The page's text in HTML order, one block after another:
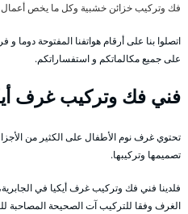
فك وتركيب خزائن خشبية وكل ما يخص
اتصلوا بنا على أرقام هواتفنا المفتوحة دوما و
على جميع مكالماتكم و استفساراتكم.
فني فك وتركيب غرف
تحتوي غرف نوم الأطفال على الكثير من
تصميمها وتركيبها.
فلدينا فني فك وتركيب غرف أيكيا في
الغرف وفقا للتركيب آت الصحيحة المصاحبة